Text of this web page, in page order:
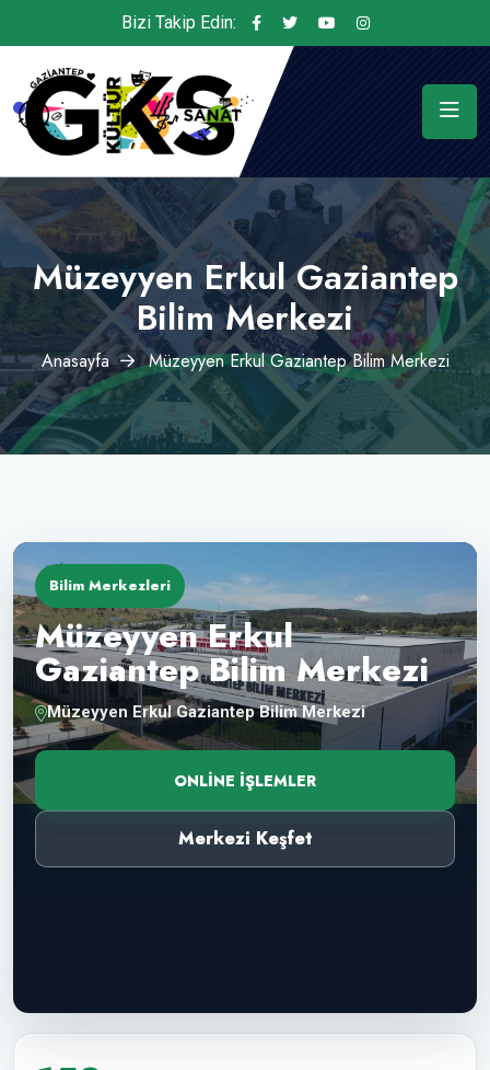
Bizi Takip Edin:
Müzeyyen Erkul Gaziantep
Bilim Merkezi
Anasayfa Müzeyyen Erkul Gaziantep Bilim Merkezi
Bilim Merkezleri
Müzeyyen Erkul
Gaziantep Bilim Merkezi
Müzeyyen Erkul Gaziantep Bilim Merkezi
ONLINE İŞLEMLER
Merkezi Keşfet